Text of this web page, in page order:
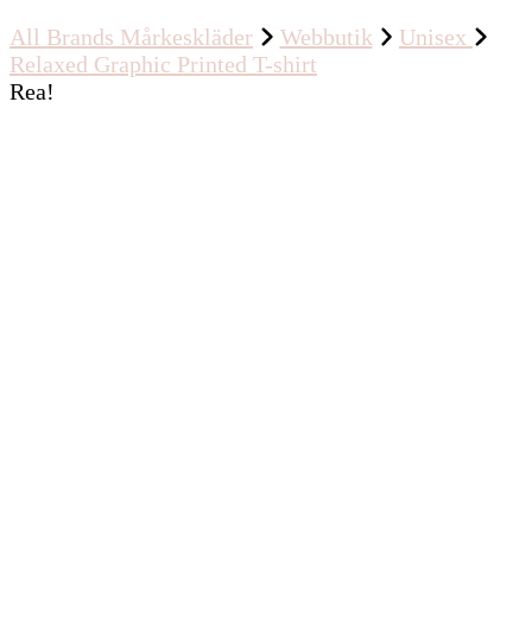
All Brands Mårkeskläder Webbutik
Unisex
Relaxed Graphic Printed T-shirt
Rea!